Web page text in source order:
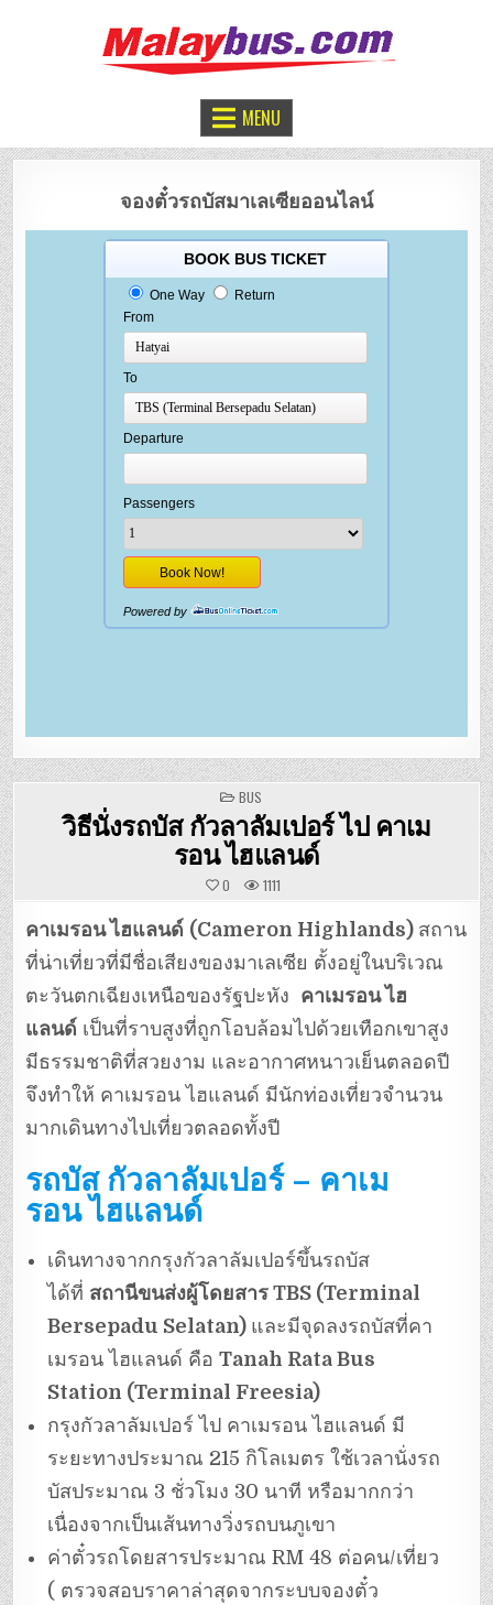
จองตั๋วรถทัวร์มาเลเซีย
MENU
จองตั๋วรถบัสมาเลเซียออนไลน์
POSTED
IN
BUS
วิธีนั่งรถบัส กัวลาลัมเปอร์ ไป คาเม
รอน ไฮแลนด์
0 1111
คาเมรอน ไฮแลนด์ (Cameron Highlands) สถาน
ที่น่าเที่ยวที่มีชื่อเสียงของมาเลเซีย ตั้งอยู่ในบริเวณ
ตะวันตกเฉียงเหนือของรัฐปะหัง คาเมรอน ไฮ
แลนด์ เป็นที่ราบสูงที่ถูกโอบล้อมไปด้วยเทือกเขาสูง
มีธรรมชาติที่สวยงาม และอากาศหนาวเย็นตลอดปี
จึงทำให้ คาเมรอน ไฮแลนด์ มีนักท่องเที่ยวจำนวน
มากเดินทางไปเที่ยวตลอดทั้งปี
รถบัส กัวลาลัมเปอร์ – คาเม
รอน ไฮแลนด์
เดินทางจากกรุงกัวลาลัมเปอร์ขึ้นรถบัส
ได้ที่ สถานีขนส่งผู้โดยสาร TBS (Terminal
Bersepadu Selatan) และมีจุดลงรถบัสที่คา
เมรอน ไฮแลนด์ คือTanah Rata Bus
Station (Terminal Freesia)
กรุงกัวลาลัมเปอร์ ไป คาเมรอน ไฮแลนด์ มี
ระยะทางประมาณ 215 กิโลเมตร ใช้เวลานั่งรถ
บัสประมาณ 3 ชั่วโมง 30 นาที หรือมากกว่า
เนื่องจากเป็นเส้นทางวิ่งรถบนภูเขา
ค่าตั๋วรถโดยสารประมาณ RM 48 ต่อคน/เที่ยว
( ตรวจสอบราคาล่าสุดจากระบบจองตั๋ว